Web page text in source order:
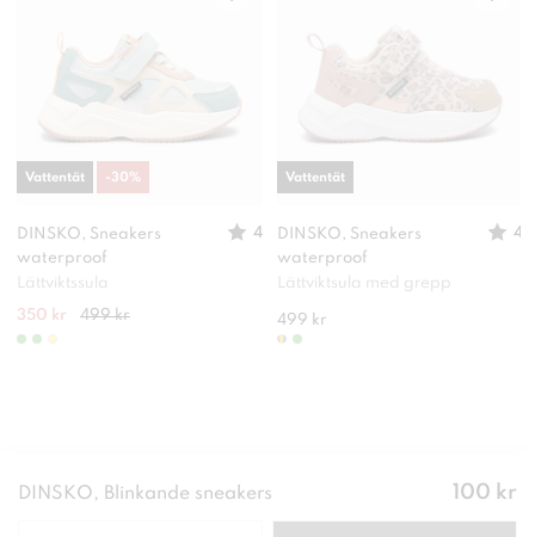
DINSKO, Sneakers
waterproof
4
Lättviktssula
350 kr 499 kr
Vattentät -30%
DINSKO, Sneakers
waterproof
4
Lättviktsula med grepp
499 kr
Vattentät
DINSKO, Blinkande sneakers Pris:
100 kr